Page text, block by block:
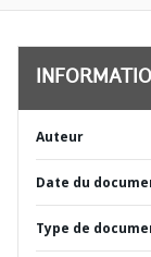
Auteur
Date du
Type de